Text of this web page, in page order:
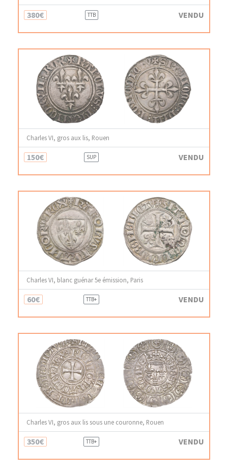
380€ TTB VENDU
Charles VI, gros aux lis, Rouen
150€ SUP VENDU
Charles VI, blanc guénar 5e émission, Paris
60€ TTB+ VENDU
Charles VI, gros aux lis sous une couronne, Rouen
350€ TTB+ VENDU